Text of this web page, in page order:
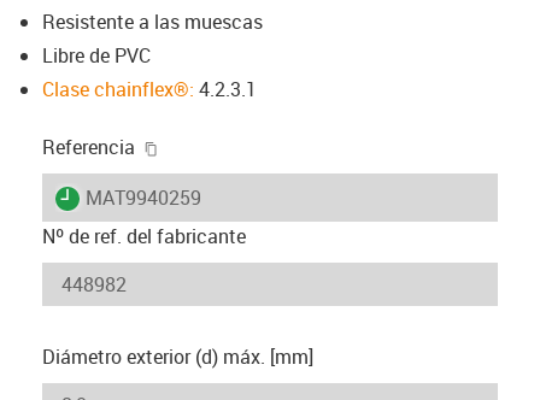
Resistente a las muescas
Libre de PVC
Clase chainflex®: 4.2.3.1
Referencia
igus-icon-lieferzeit
MAT9940259
Nº de ref. del fabricante
Diámetro exterior (d) máx. [mm]